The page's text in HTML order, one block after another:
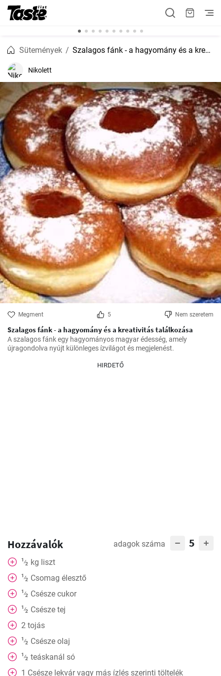
Sütemények Szalagos fánk - a hagyomány és a kreativitás találkozása
Nikolett
Megment 5 Nem szeretem
Szalagos fánk - a hagyomány és a kreativitás találkozása
A szalagos fánk egy hagyományos magyar édesség, amely
újragondolva nyújt különleges ízvilágot és megjelenést.
HIRDETŐ
Hozzávalók adagok száma 5
1⁄2 kg liszt
1⁄2 Csomag élesztő
1⁄2 Csésze cukor
1⁄2 Csésze tej
2 tojás
1⁄2 Csésze olaj
1⁄2 teáskanál só
1 Csésze lekvár vagy más ízlés szerinti töltelék